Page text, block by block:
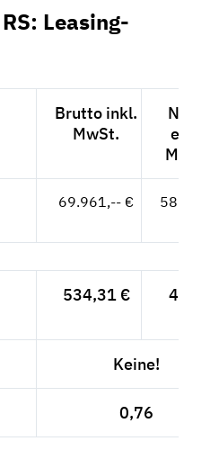
Leasing-
Brutto inkl.
MwSt.
Netto
exkl.
MwSt.
69.961,-- €
58.791,-
534,31 €
449,-
Keine!
0,76